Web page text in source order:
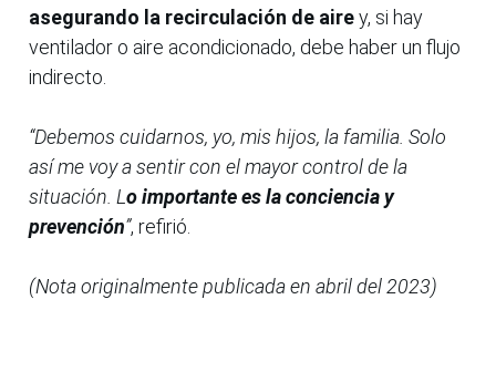
asegurando la recirculación de airey, si hay
ventilador o aire acondicionado, debe haber un flujo
indirecto.
“Debemos cuidarnos, yo, mis hijos, la familia. Solo
así me voy a sentir con el mayor control de la
situación. L o importante es la conciencia y
prevención”, refirió.
(Nota originalmente publicada en abril del 2023)